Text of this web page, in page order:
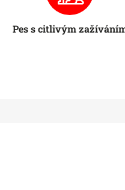
Pes s citlivým